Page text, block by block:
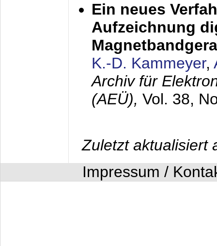
Ein neues
Aufzeichnung
K.-D. Kammeyer,
Archiv für
(AEÜ), Vol. 38,
Zuletzt aktualisiert
Impressum /